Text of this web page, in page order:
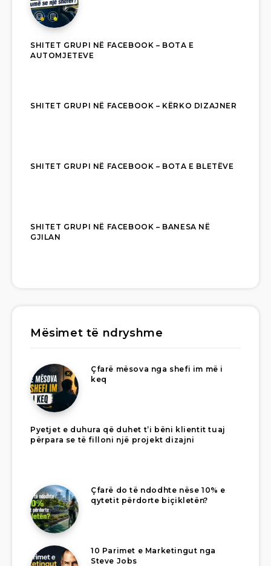
SHITET GRUPI NË FACEBOOK – BOTA E
AUTOMJETEVE
SHITET GRUPI NË FACEBOOK – KËRKO DIZAJNER
SHITET GRUPI NË FACEBOOK – BOTA E BLETËVE
SHITET GRUPI NË FACEBOOK – BANESA NË
GJILAN
Mësimet të ndryshme
Çfarë mësova nga shefi im më i
keq
Pyetjet e duhura që duhet t’i bëni klientit tuaj
përpara se të filloni një projekt dizajni
Çfarë do të ndodhte nëse 10% e
qytetit përdorte biçikletën?
10 Parimet e Marketingut nga
Steve Jobs